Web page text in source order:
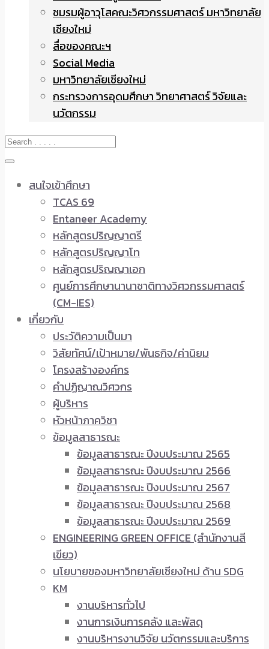
ชมรมผู้อาวุโสคณะวิศวกรรมศาสตร์ มหาวิทยาลัย
เชียงใหม่
สื่อของคณะฯ
Social Media
มหาวิทยาลัยเชียงใหม่
กระทรวงการอุดมศึกษา วิทยาศาสตร์ วิจัยและ
นวัตกรรม
สนใจเข้าศึกษา
TCAS 69
Entaneer Academy
หลักสูตรปริญญาตรี
หลักสูตรปริญญาโท
หลักสูตรปริญญาเอก
ศูนย์การศึกษานานาชาติทางวิศวกรรมศาสตร์
(CM-IES)
เกี่ยวกับ
ประวัติความเป็นมา
วิสัยทัศน์/เป้าหมาย/พันธกิจ/ค่านิยม
โครงสร้างองค์กร
คำปฏิญาณวิศวกร
ผู้บริหาร
หัวหน้าภาควิชา
ข้อมูลสาธารณะ
ข้อมูลสาธารณะ ปีงบประมาณ 2565
ข้อมูลสาธารณะ ปีงบประมาณ 2566
ข้อมูลสาธารณะ ปีงบประมาณ 2567
ข้อมูลสาธารณะ ปีงบประมาณ 2568
ข้อมูลสาธารณะ ปีงบประมาณ 2569
ENGINEERING GREEN OFFICE (สำนักงานสี
เขียว)
นโยบายของมหาวิทยาลัยเชียงใหม่ ด้าน SDG
KM
งานบริหารทั่วไป
งานการเงินการคลัง และพัสดุ
งานบริหารงานวิจัย นวัตกรรมและบริการ